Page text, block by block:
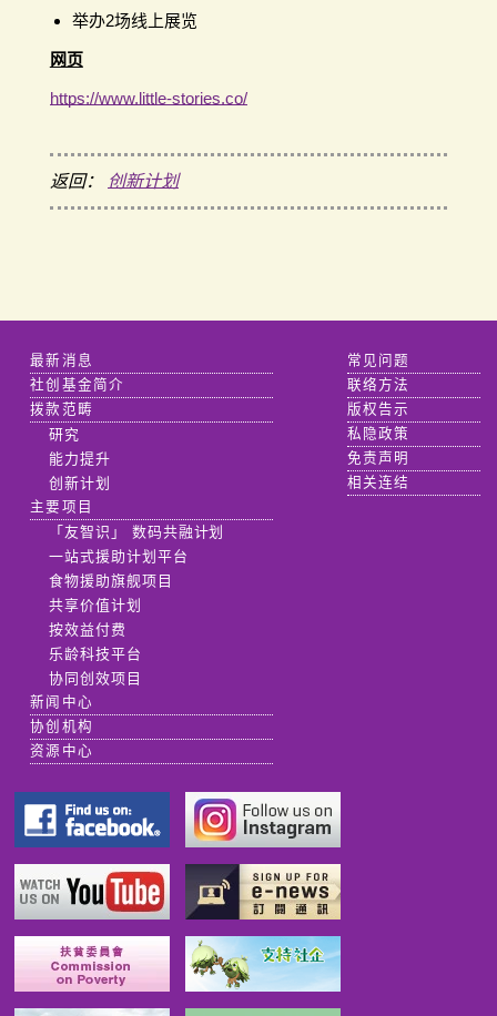
举办2场线上展览
网页
https://www.little-stories.co/
返回： 创新计划
最新消息
社创基金简介
拨款范畴
研究
能力提升
创新计划
主要项目
「友智识」 数码共融计划
一站式援助计划平台
食物援助旗舰项目
共享价值计划
按效益付费
乐龄科技平台
协同创效项目
新闻中心
协创机构
资源中心
常见问题
联络方法
版权告示
私隐政策
免责声明
相关连结